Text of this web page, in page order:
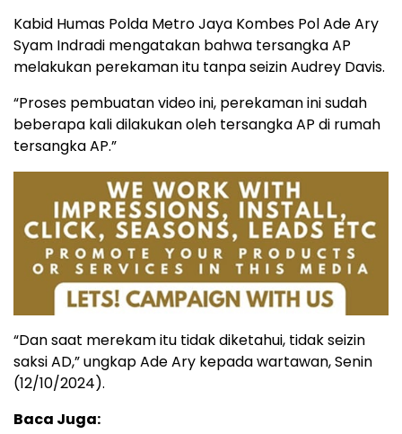
Kabid Humas Polda Metro Jaya Kombes Pol Ade Ary
Syam Indradi mengatakan bahwa tersangka AP
melakukan perekaman itu tanpa seizin Audrey Davis.
“Proses pembuatan video ini, perekaman ini sudah
beberapa kali dilakukan oleh tersangka AP di rumah
tersangka AP.”
“Dan saat merekam itu tidak diketahui, tidak seizin
saksi AD,” ungkap Ade Ary kepada wartawan, Senin
(12/10/2024).
Baca Juga: